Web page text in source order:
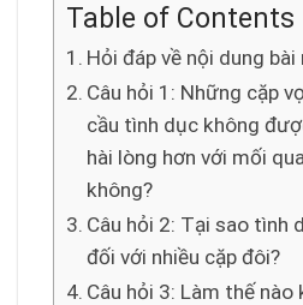
Table of Contents
Hỏi đáp về nội dung bài
Câu hỏi 1: Những cặp
cầu tình dục không
hài lòng hơn với mối
không?
Câu hỏi 2: Tại sao tình
đối với nhiều cặp đôi?
Câu hỏi 3: Làm thế